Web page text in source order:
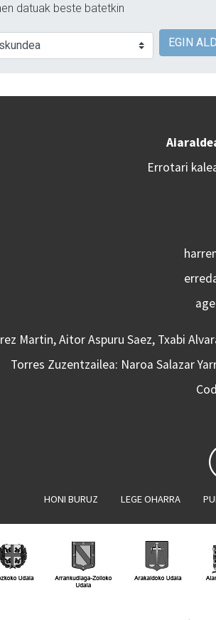
datuak beste batetkin
EGIN
Errotari
Martin, Aitor Aspuru Saez, Txabi
Torres Zuzentzailea: Naroa Salazar
HONI BURUZ LEGE OHARRA